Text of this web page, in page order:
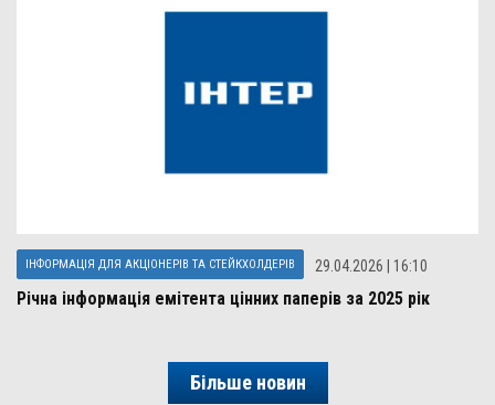
ІНФОРМАЦІЯ ДЛЯ АКЦІОНЕРІВ ТА СТЕЙКХОЛДЕРІВ 29.04.2026 | 16:10
Річна інформація емітента цінних паперів за 2025 рік
Більше новин